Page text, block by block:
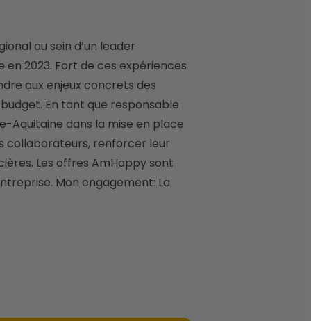
2023. Fort de ces expériences
aux enjeux concrets des
En tant que responsable
Aquitaine dans la mise en place
collaborateurs, renforcer leur
Les offres AmHappy sont
Mon engagement: La